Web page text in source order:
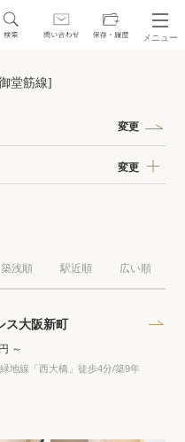
メニュー
堂筋線]
変更
変更
築浅順 駅近順 広い順
ス大阪新町
～
地線「西大橋」徒歩4分/築9年